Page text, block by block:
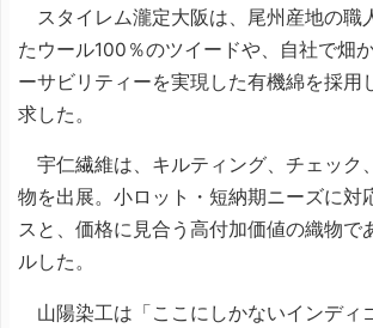
スタイレム瀧定大阪は、尾州産地の職
たウール100％のツイードや、自社で畑
ーサビリティーを実現した有機綿を採用
求した。
宇仁繊維は、キルティング、チェック
物を出展。小ロット・短納期ニーズに対
スと、価格に見合う高付加価値の織物で
ルした。
山陽染工は「ここにしかないインディ